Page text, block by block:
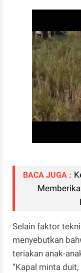
BACA JUGA :
Selain faktor
menyebutkan
teriakan anak-
“Kapal minta